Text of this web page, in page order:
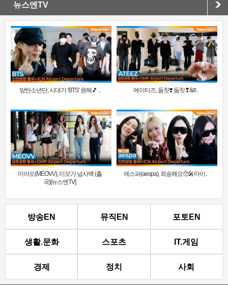
뉴스엔TV
방탄소년단, 시대가 ‘BTS’ 원해🎵 .. 에이티즈, 둠칫❣️ 둠칫❣&#..
미야오(MEOVV), 미모가 넘사벽 (출
국)[뉴스엔TV]
에스파(aespa), 죄송해요🥺🎤마이..
방송EN 뮤직EN 포토EN
생활.문화 스포츠 IT.게임
경제 정치 사회